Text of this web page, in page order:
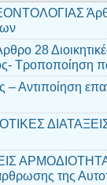
28
Τροποποίηση
Αντιποίηση
ΔΙΑΤΑΞΕΙΣ
της